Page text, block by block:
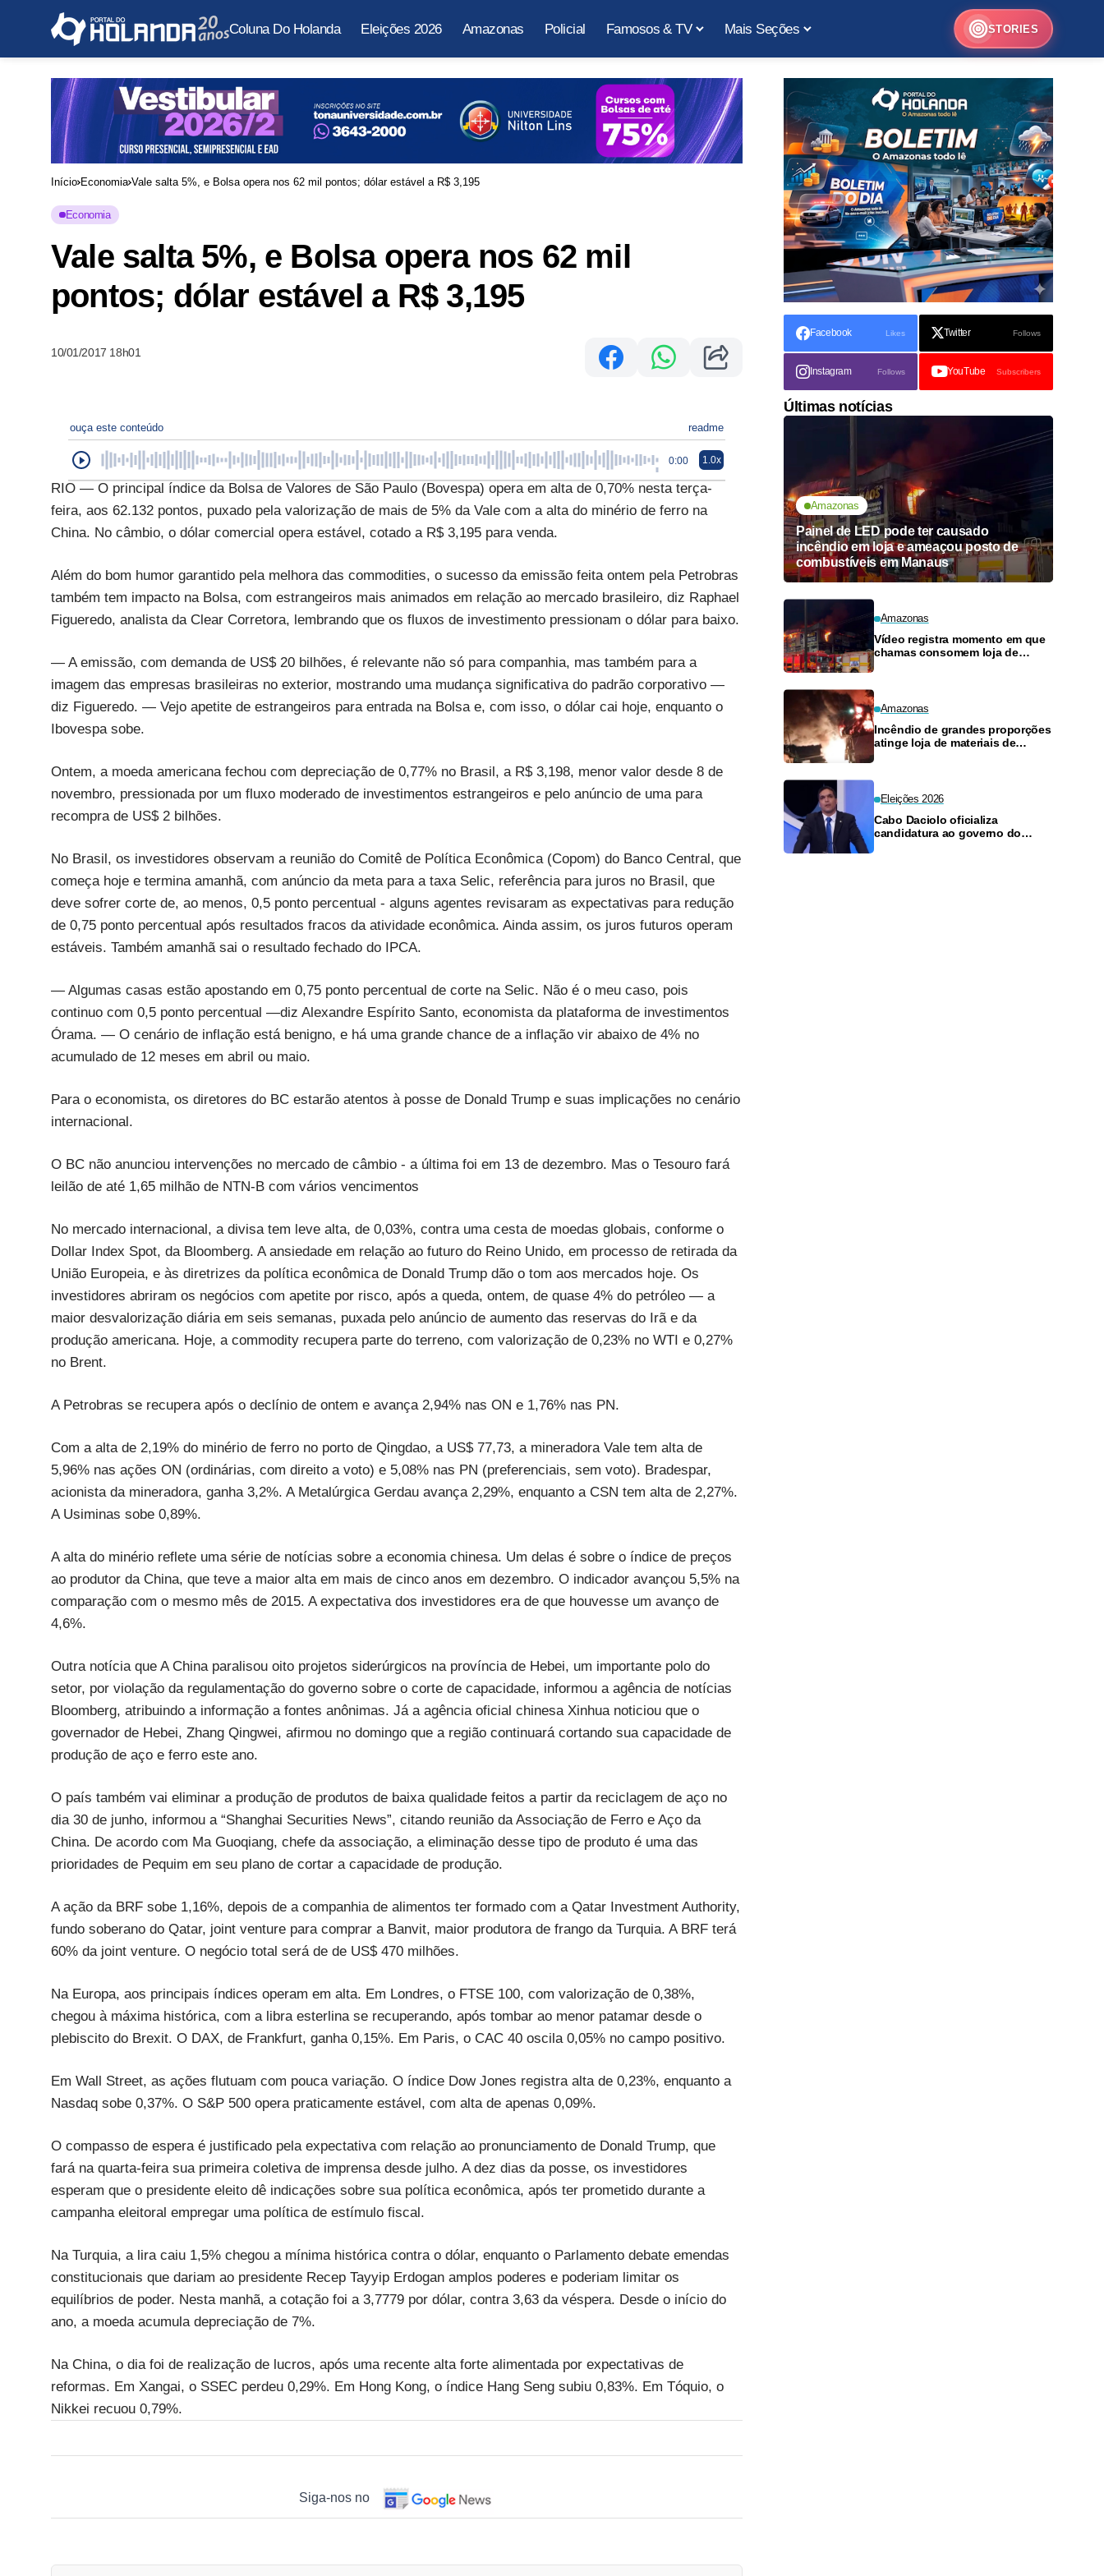
Coluna Do Holanda Eleições 2026 Amazonas Policial Famosos & TV Mais Seções STORIES
Início Economia Vale salta 5%, e Bolsa opera nos 62 mil pontos; dólar estável a R$ 3,195
Economia
Vale salta 5%, e Bolsa opera nos 62 mil
pontos; dólar estável a R$ 3,195
10/01/2017 18h01
ouça este conteúdo readme
0:00 1.0x
RIO — O principal índice da Bolsa de Valores de São Paulo (Bovespa) opera em alta de 0,70% nesta terça-
feira, aos 62.132 pontos, puxado pela valorização de mais de 5% da Vale com a alta do minério de ferro na
China. No câmbio, o dólar comercial opera estável, cotado a R$ 3,195 para venda.
Além do bom humor garantido pela melhora das commodities, o sucesso da emissão feita ontem pela Petrobras
também tem impacto na Bolsa, com estrangeiros mais animados em relação ao mercado brasileiro, diz Raphael
Figueredo, analista da Clear Corretora, lembrando que os fluxos de investimento pressionam o dólar para baixo.
— A emissão, com demanda de US$ 20 bilhões, é relevante não só para companhia, mas também para a
imagem das empresas brasileiras no exterior, mostrando uma mudança significativa do padrão corporativo —
diz Figueredo. — Vejo apetite de estrangeiros para entrada na Bolsa e, com isso, o dólar cai hoje, enquanto o
Ibovespa sobe.
Ontem, a moeda americana fechou com depreciação de 0,77% no Brasil, a R$ 3,198, menor valor desde 8 de
novembro, pressionada por um fluxo moderado de investimentos estrangeiros e pelo anúncio de uma para
recompra de US$ 2 bilhões.
No Brasil, os investidores observam a reunião do Comitê de Política Econômica (Copom) do Banco Central, que
começa hoje e termina amanhã, com anúncio da meta para a taxa Selic, referência para juros no Brasil, que
deve sofrer corte de, ao menos, 0,5 ponto percentual - alguns agentes revisaram as expectativas para redução
de 0,75 ponto percentual após resultados fracos da atividade econômica. Ainda assim, os juros futuros operam
estáveis. Também amanhã sai o resultado fechado do IPCA.
— Algumas casas estão apostando em 0,75 ponto percentual de corte na Selic. Não é o meu caso, pois
continuo com 0,5 ponto percentual —diz Alexandre Espírito Santo, economista da plataforma de investimentos
Órama. — O cenário de inflação está benigno, e há uma grande chance de a inflação vir abaixo de 4% no
acumulado de 12 meses em abril ou maio.
Para o economista, os diretores do BC estarão atentos à posse de Donald Trump e suas implicações no cenário
internacional.
O BC não anunciou intervenções no mercado de câmbio - a última foi em 13 de dezembro. Mas o Tesouro fará
leilão de até 1,65 milhão de NTN-B com vários vencimentos
No mercado internacional, a divisa tem leve alta, de 0,03%, contra uma cesta de moedas globais, conforme o
Dollar Index Spot, da Bloomberg. A ansiedade em relação ao futuro do Reino Unido, em processo de retirada da
União Europeia, e às diretrizes da política econômica de Donald Trump dão o tom aos mercados hoje. Os
investidores abriram os negócios com apetite por risco, após a queda, ontem, de quase 4% do petróleo — a
maior desvalorização diária em seis semanas, puxada pelo anúncio de aumento das reservas do Irã e da
produção americana. Hoje, a commodity recupera parte do terreno, com valorização de 0,23% no WTI e 0,27%
no Brent.
A Petrobras se recupera após o declínio de ontem e avança 2,94% nas ON e 1,76% nas PN.
Com a alta de 2,19% do minério de ferro no porto de Qingdao, a US$ 77,73, a mineradora Vale tem alta de
5,96% nas ações ON (ordinárias, com direito a voto) e 5,08% nas PN (preferenciais, sem voto). Bradespar,
acionista da mineradora, ganha 3,2%. A Metalúrgica Gerdau avança 2,29%, enquanto a CSN tem alta de 2,27%.
A Usiminas sobe 0,89%.
A alta do minério reflete uma série de notícias sobre a economia chinesa. Um delas é sobre o índice de preços
ao produtor da China, que teve a maior alta em mais de cinco anos em dezembro. O indicador avançou 5,5% na
comparação com o mesmo mês de 2015. A expectativa dos investidores era de que houvesse um avanço de
4,6%.
Outra notícia que A China paralisou oito projetos siderúrgicos na província de Hebei, um importante polo do
setor, por violação da regulamentação do governo sobre o corte de capacidade, informou a agência de notícias
Bloomberg, atribuindo a informação a fontes anônimas. Já a agência oficial chinesa Xinhua noticiou que o
governador de Hebei, Zhang Qingwei, afirmou no domingo que a região continuará cortando sua capacidade de
produção de aço e ferro este ano.
O país também vai eliminar a produção de produtos de baixa qualidade feitos a partir da reciclagem de aço no
dia 30 de junho, informou a “Shanghai Securities News”, citando reunião da Associação de Ferro e Aço da
China. De acordo com Ma Guoqiang, chefe da associação, a eliminação desse tipo de produto é uma das
prioridades de Pequim em seu plano de cortar a capacidade de produção.
A ação da BRF sobe 1,16%, depois de a companhia de alimentos ter formado com a Qatar Investment Authority,
fundo soberano do Qatar, joint venture para comprar a Banvit, maior produtora de frango da Turquia. A BRF terá
60% da joint venture. O negócio total será de de US$ 470 milhões.
Na Europa, aos principais índices operam em alta. Em Londres, o FTSE 100, com valorização de 0,38%,
chegou à máxima histórica, com a libra esterlina se recuperando, após tombar ao menor patamar desde o
plebiscito do Brexit. O DAX, de Frankfurt, ganha 0,15%. Em Paris, o CAC 40 oscila 0,05% no campo positivo.
Em Wall Street, as ações flutuam com pouca variação. O índice Dow Jones registra alta de 0,23%, enquanto a
Nasdaq sobe 0,37%. O S&P 500 opera praticamente estável, com alta de apenas 0,09%.
O compasso de espera é justificado pela expectativa com relação ao pronunciamento de Donald Trump, que
fará na quarta-feira sua primeira coletiva de imprensa desde julho. A dez dias da posse, os investidores
esperam que o presidente eleito dê indicações sobre sua política econômica, após ter prometido durante a
campanha eleitoral empregar uma política de estímulo fiscal.
Na Turquia, a lira caiu 1,5% chegou a mínima histórica contra o dólar, enquanto o Parlamento debate emendas
constitucionais que dariam ao presidente Recep Tayyip Erdogan amplos poderes e poderiam limitar os
equilíbrios de poder. Nesta manhã, a cotação foi a 3,7779 por dólar, contra 3,63 da véspera. Desde o início do
ano, a moeda acumula depreciação de 7%.
Na China, o dia foi de realização de lucros, após uma recente alta forte alimentada por expectativas de
reformas. Em Xangai, o SSEC perdeu 0,29%. Em Hong Kong, o índice Hang Seng subiu 0,83%. Em Tóquio, o
Nikkei recuou 0,79%.
Siga-nos no
Facebook Likes Twitter Follows
Instagram Follows YouTube Subscribers
Últimas notícias
Amazonas
Painel de LED pode ter causado
incêndio em loja e ameaçou posto de
combustíveis em Manaus
Amazonas
Vídeo registra momento em que
chamas consomem loja de
Amazonas
Incêndio de grandes proporções
atinge loja de materiais de
Eleições 2026
Cabo Daciolo oficializa
candidatura ao governo do